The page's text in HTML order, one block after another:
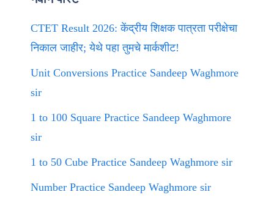
CTET Result 2026: केंद्रीय शिक्षक पात्रता परीक्षेचा
निकाल जाहीर; येथे पहा तुमचे मार्कशीट!
Unit Conversions Practice Sandeep Waghmore
sir
1 to 100 Square Practice Sandeep Waghmore
sir
1 to 50 Cube Practice Sandeep Waghmore sir
Number Practice Sandeep Waghmore sir